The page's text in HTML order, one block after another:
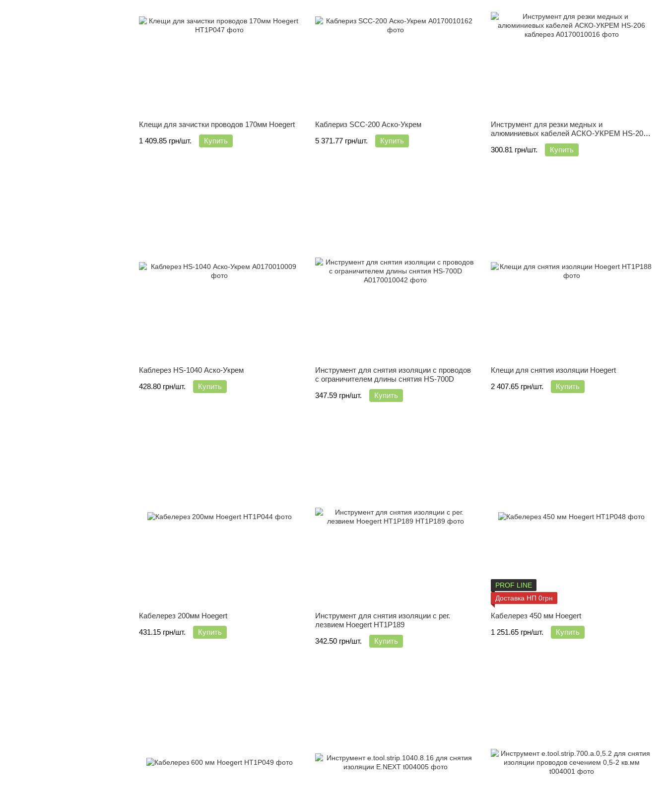
Клещи для зачистки проводов 170мм Hoegert
1 409.85 грн/шт.
Купить
Каблериз SCC-200 Аско-Укрем
5 371.77 грн/шт.
Купить
Инструмент для резки медных и
алюминиевых кабелей АСКО-УКРЕМ HS-206
300.81 грн/шт.
Купить
Каблерез HS-1040 Аско-Укрем
428.80 грн/шт.
Купить
Инструмент для снятия изоляции с проводов
с ограничителем длины снятия HS-700D
347.59 грн/шт.
Купить
Клещи для снятия изоляции Hoegert
2 407.65 грн/шт.
Купить
Кабелерез 200мм Hoegert
431.15 грн/шт.
Купить
Инструмент для снятия изоляции с рег.
лезвием Hoegert HT1P189
342.50 грн/шт.
Купить
PROF LINE
Доставка НП 0грн
Кабелерез 450 мм Hoegert
1 251.65 грн/шт.
Купить